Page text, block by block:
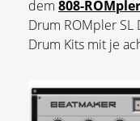
dem 808-
Drum ROMpler SL
Drum Kits mit je